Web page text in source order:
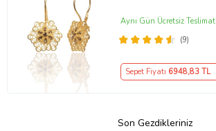
(9)
Aynı Gün Ücretsiz Teslimat
Sepet Fiyatı 6948,83 TL
Son Gezdikleriniz